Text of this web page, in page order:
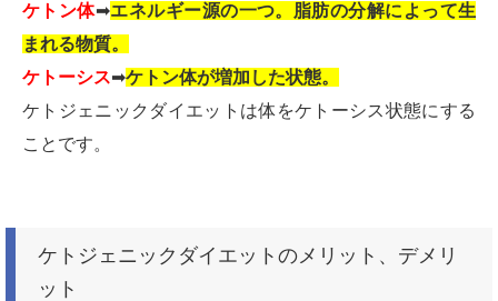
ケトン体➡エネルギー源の一つ。脂肪の分解によって生
まれる物質。
ケトーシス➡ケトン体が増加した状態。
ケトジェニックダイエットは体をケトーシス状態にする
ことです。
ケトジェニックダイエットのメリット、デメリ
ット